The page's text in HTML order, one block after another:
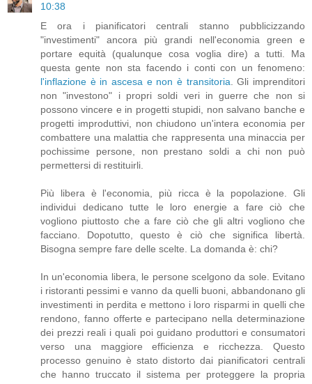
10:38
E ora i pianificatori centrali stanno pubblicizzando
"investimenti" ancora più grandi nell'economia green e
portare equità (qualunque cosa voglia dire) a tutti. Ma
questa gente non sta facendo i conti con un fenomeno:
l'inflazione è in ascesa e non è transitoria . Gli imprenditori
non "investono" i propri soldi veri in guerre che non si
possono vincere e in progetti stupidi, non salvano banche e
progetti improduttivi, non chiudono un'intera economia per
combattere una malattia che rappresenta una minaccia per
pochissime persone, non prestano soldi a chi non può
permettersi di restituirli.
Più libera è l'economia, più ricca è la popolazione. Gli
individui dedicano tutte le loro energie a fare ciò che
vogliono piuttosto che a fare ciò che gli altri vogliono che
facciano. Dopotutto, questo è ciò che significa libertà.
Bisogna sempre fare delle scelte. La domanda è: chi?
In un'economia libera, le persone scelgono da sole. Evitano
i ristoranti pessimi e vanno da quelli buoni, abbandonano gli
investimenti in perdita e mettono i loro risparmi in quelli che
rendono, fanno offerte e partecipano nella determinazione
dei prezzi reali i quali poi guidano produttori e consumatori
verso una maggiore efficienza e ricchezza. Questo
processo genuino è stato distorto dai pianificatori centrali
che hanno truccato il sistema per proteggere la propria